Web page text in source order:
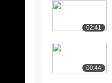
02:41
00:44